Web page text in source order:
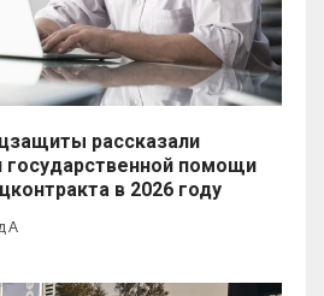
рассказали
государственной помощи
в 2026 году
А